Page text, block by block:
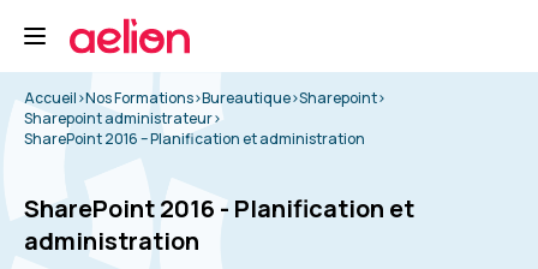
Accueil>Nos Formations>Bureautique>Sharepoint>
Sharepoint administrateur>
SharePoint 2016 – Planification et administration
SharePoint 2016 - Planification et
administration